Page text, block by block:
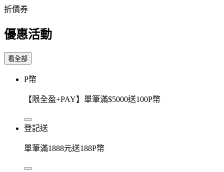
折價券
優惠活動
看全部
P幣
【限全盈+PAY】單筆滿$5000送100P幣
登記送
單筆滿1888元送188P幣